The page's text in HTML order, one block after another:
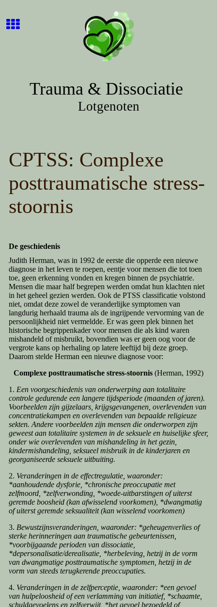
Trauma & Dissociatie
Lotgenoten
CPTSS: Complexe
posttraumatische stress-
stoornis
De geschiedenis
Judith Herman, was in 1992 de eerste die opperde een nieuwe
diagnose in het leven te roepen, eentje voor mensen die tot toen
toe, geen erkenning vonden en kregen binnen de psychiatrie.
Mensen die maar half begrepen werden omdat hun klachten niet
in het geheel gezien werden. Ook de PTSS classificatie volstond
niet, omdat deze zowel de veranderlijke symptomen van
langdurig herhaald trauma als de ingrijpende vervorming van de
persoonlijkheid niet vermeldde. Er was geen plek binnen het
historische begrippenkader voor mensen die als kind waren
mishandeld of misbruikt, bovendien was er geen oog voor de
vergrote kans op herhaling op latere leeftijd bij deze groep.
Daarom stelde Herman een nieuwe diagnose voor:
Complexe posttraumatische stress-stoornis (Herman, 1992)
1. Een voorgeschiedenis van onderwerping aan totalitaire
controle gedurende een langere tijdsperiode (maanden of jaren).
Voorbeelden zijn gijzelaars, krijgsgevangenen, overlevenden van
concentratiekampen en overlevenden van bepaalde religieuze
sekten. Andere voorbeelden zijn mensen die onderworpen zijn
geweest aan totalitaire systemen in de seksuele en huiselijke sfeer,
onder wie overlevenden van mishandeling in het gezin,
kindermishandeling, seksueel misbruik in de kinderjaren en
georganiseerde seksuele uitbuiting.
2. Veranderingen in de effectregulatie, waaronder:
*aanhoudende dysforie, *chronische preoccupatie met
zelfmoord, *zelfverwonding, *woede-uitbarstingen of uiterst
geremde boosheid (kan afwisselend voorkomen), *dwangmatig
of uiterst geremde seksualiteit (kan wisselend voorkomen)
3. Bewustzijnsveranderingen, waaronder: *geheugenverlies of
sterke herinneringen aan traumatische gebeurtenissen,
*voorbijgaande perioden van dissociatie,
*depersonalisatie/derealisatie, *herbeleving, hetzij in de vorm
van dwangmatige posttraumatische symptomen, hetzij in de
vorm van steeds terugkerende preoccupaties.
4. Veranderingen in de zelfperceptie, waaronder: *een gevoel
van hulpeloosheid of een verlamming van initiatief, *schaamte,
schuldgevoelens en zelfverwijt, *het gevoel bezoedeld of